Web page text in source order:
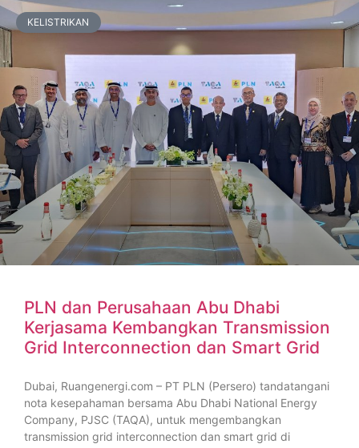
KELISTRIKAN
PLN dan Perusahaan Abu Dhabi
Kerjasama Kembangkan Transmission
Grid Interconnection dan Smart Grid
Dubai, Ruangenergi.com – PT PLN (Persero) tandatangani
nota kesepahaman bersama Abu Dhabi National Energy
Company, PJSC (TAQA), untuk mengembangkan
transmission grid interconnection dan smart grid di